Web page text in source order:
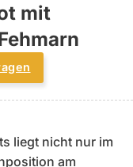
mit
liegt nicht nur im
am